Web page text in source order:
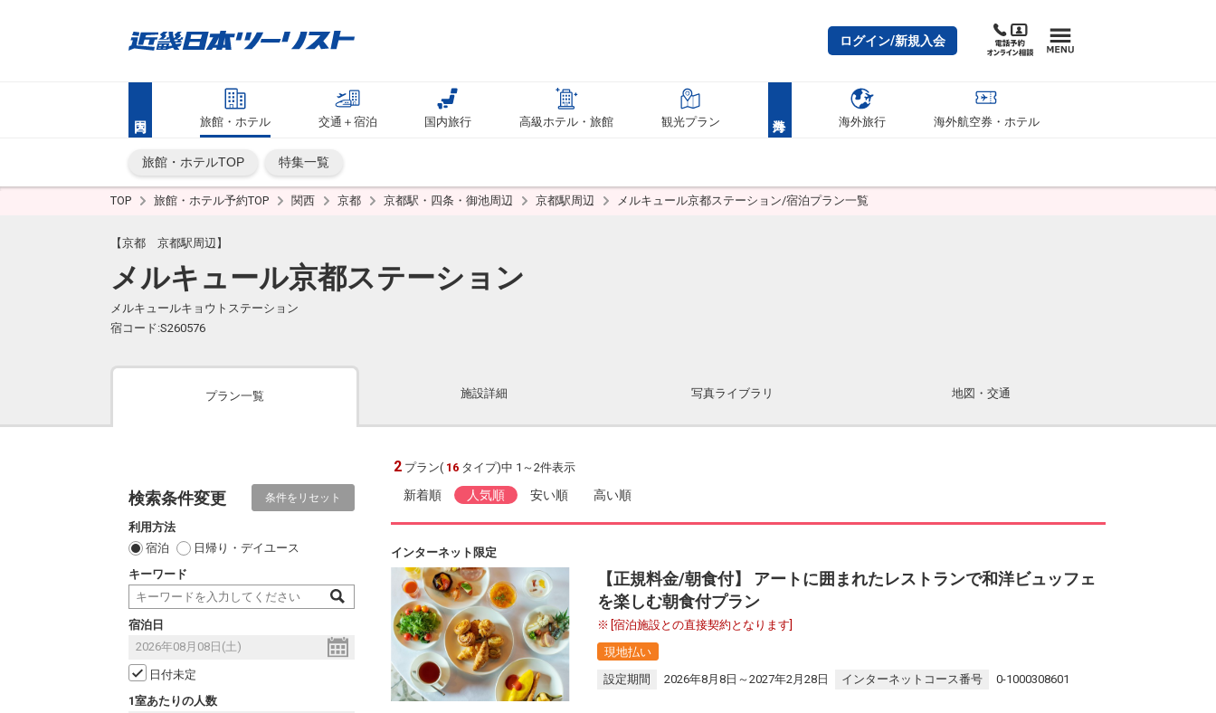
ログイン/新規入会
旅館・ホテル 交通＋宿泊 国内旅行 高級ホテル・旅館 観光プラン 海外旅行 海外航空券・ホテル
旅館・ホテルTOP 特集一覧
TOP 旅館・ホテル予約TOP 関西 京都 京都駅・四条・御池周辺 京都駅周辺 メルキュール京都ステーション/宿泊プラン一覧
【京都 京都駅周辺】
メルキュール京都ステーション
メルキュールキョウトステーション
宿コード:S260576
プラン一覧 施設詳細 写真ライブラリ 地図・交通
検索条件変更 条件をリセット
利用方法
宿泊
日帰り・デイユース
キーワード
宿泊日
日付未定
1室あたりの人数
2 プラン( 16 タイプ)中 1～2件表示
新着順 人気順 安い順 高い順
インターネット限定
【正規料金/朝食付】 アートに囲まれたレストランで和洋ビュッフェ
を楽しむ朝食付プラン
[宿泊施設との直接契約となります]
現地払い
設定期間
2026年8月8日～2027年2月28日 インターネットコース番号 0-1000308601